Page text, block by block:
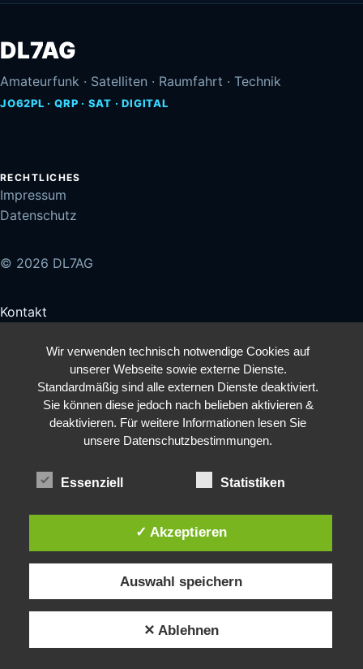
DL7AG
Amateurfunk · Satelliten · Raumfahrt · Technik
JO62PL · QRP · SAT · DIGITAL
RECHTLICHES
Impressum
Datenschutz
© 2026 DL7AG
Kontakt
Wir verwenden technisch notwendige Cookies auf
unserer Webseite sowie externe Dienste.
Standardmäßig sind alle externen Dienste deaktiviert.
Sie können diese jedoch nach belieben aktivieren &
deaktivieren. Für weitere Informationen lesen Sie
unsere Datenschutzbestimmungen.
Essenziell Statistiken
✓ Akzeptieren
Auswahl speichern
✕ Ablehnen